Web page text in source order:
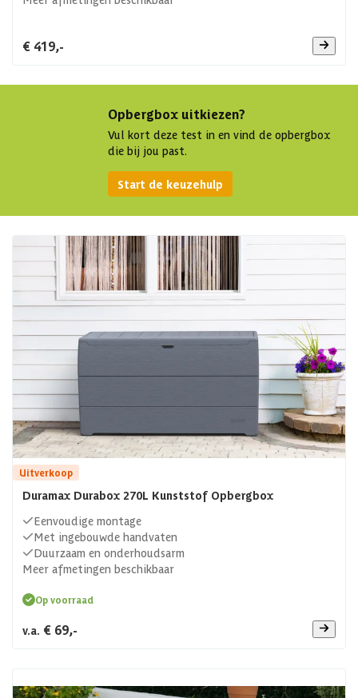
€ 419,-
Uitverkoop
Duramax Durabox 270L Kunststof Opbergbox
Eenvoudige montage
Met ingebouwde handvaten
Duurzaam en onderhoudsarm
Meer afmetingen beschikbaar
Op voorraad
v.a. € 69,-
Opbergbox uitkiezen?
Vul kort deze test in en vind de opbergbox
die bij jou past.
Start de keuzehulp